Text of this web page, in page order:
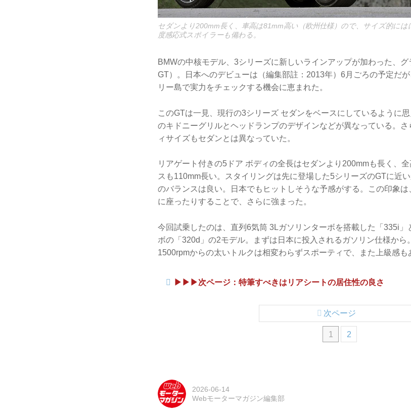
セダンより200mm長く、車高は81mm高い（欧州仕様）ので、サイズ的に
度感応式スポイラーも備わる。
BMWの中核モデル、3シリーズに新しいラインアップが加わった、グ
GT）。日本へのデビューは（編集部註：2013年）6月ごろの予定だ
リー島で実力をチェックする機会に恵まれた。
このGTは一見、現行の3シリーズ セダンをベースにしているように
のキドニーグリルとヘッドランプのデザインなどが異なっている。
ィサイズもセダンとは異なっていた。
リアゲート付きの5ドア ボディの全長はセダンより200mmも長く、
スも110mm長い。スタイリングは先に登場した5シリーズのGTに近
のバランスは良い。日本でもヒットしそうな予感がする。この印象
に座ったりすることで、さらに強まった。
今回試乗したのは、直列6気筒 3Lガソリンターボを搭載した「335i」
ボの「320d」の2モデル。まずは日本に投入されるガソリン仕様か
1500rpmからの太いトルクは相変わらずスポーティで、また上級感も
▶︎▶︎▶︎次ページ：特筆すべきはリアシートの居住性の良さ
1 2
次ページ
2026-06-14
Webモーターマガジン編集部